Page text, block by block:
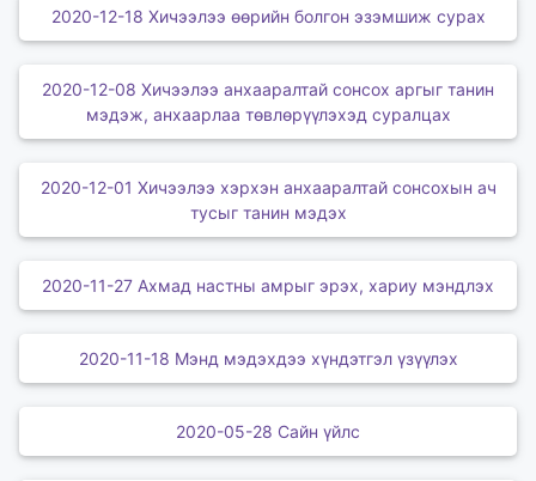
2020-12-18 Хичээлээ өөрийн болгон эзэмшиж сурах
2020-12-08 Хичээлээ анхааралтай сонсох аргыг танин
мэдэж, анхаарлаа төвлөрүүлэхэд суралцах
2020-12-01 Хичээлээ хэрхэн анхааралтай сонсохын ач
тусыг танин мэдэх
2020-11-27 Ахмад настны амрыг эрэх, хариу мэндлэх
2020-11-18 Мэнд мэдэхдээ хүндэтгэл үзүүлэх
2020-05-28 Сайн үйлс